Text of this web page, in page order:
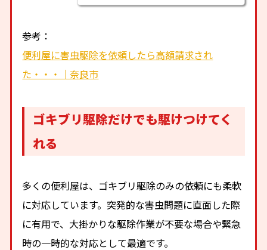
参考：
便利屋に害虫駆除を依頼したら高額請求され
た・・・｜奈良市
ゴキブリ駆除だけでも駆けつけてく
れる
多くの便利屋は、ゴキブリ駆除のみの依頼にも柔軟
に対応しています。突発的な害虫問題に直面した際
に有用で、大掛かりな駆除作業が不要な場合や緊急
時の一時的な対応として最適です。